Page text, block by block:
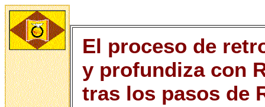
El proceso de
y profundiza con
tras los pasos de